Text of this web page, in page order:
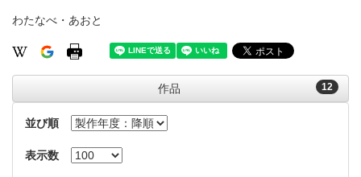
わたなべ・あおと
12
作品
並び順
表示数